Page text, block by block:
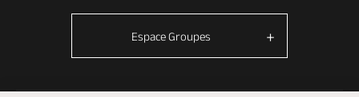
Espace Groupes